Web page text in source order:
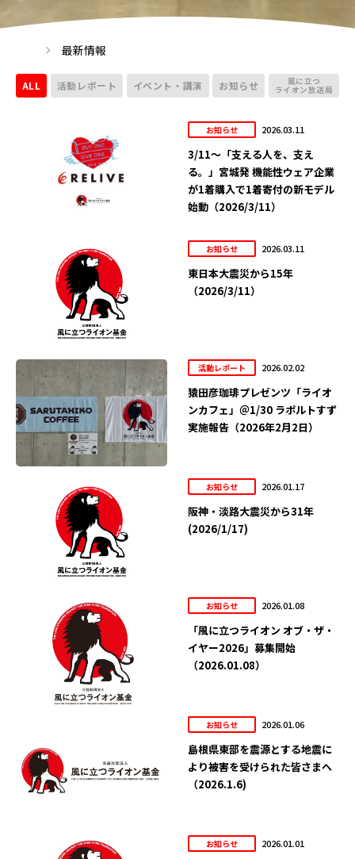
最新情報
ALL 活動レポート イベント・講演 お知らせ 風に立つ
ライオン放送局
お知らせ 2026.03.11
3/11～「支える人を、支え
る。」宮城発 機能性ウェア企業
が1着購入で1着寄付の新モデル
始動（2026/3/11）
お知らせ 2026.03.11
東日本大震災から15年
（2026/3/11）
活動レポート 2026.02.02
猿田彦珈琲プレゼンツ「ライオ
ンカフェ」＠1/30 ラポルトすず
実施報告（2026年2月2日）
お知らせ 2026.01.17
阪神・淡路大震災から31年
(2026/1/17)
お知らせ 2026.01.08
「風に立つライオン オブ・ザ・
イヤー2026」募集開始
（2026.01.08）
お知らせ 2026.01.06
島根県東部を震源とする地震に
より被害を受けられた皆さまへ
（2026.1.6)
お知らせ 2026.01.01